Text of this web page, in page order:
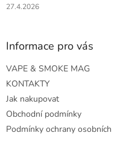
27.4.2026
Informace pro vás
VAPE & SMOKE MAG
KONTAKTY
Jak nakupovat
Obchodní podmínky
Podmínky ochrany osobních